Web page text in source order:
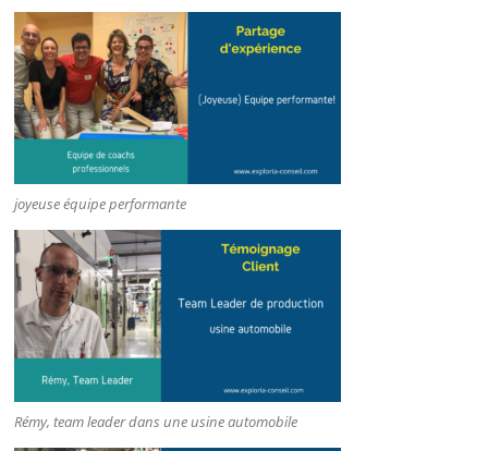
joyeuse équipe performante
Rémy, team leader dans une usine automobile